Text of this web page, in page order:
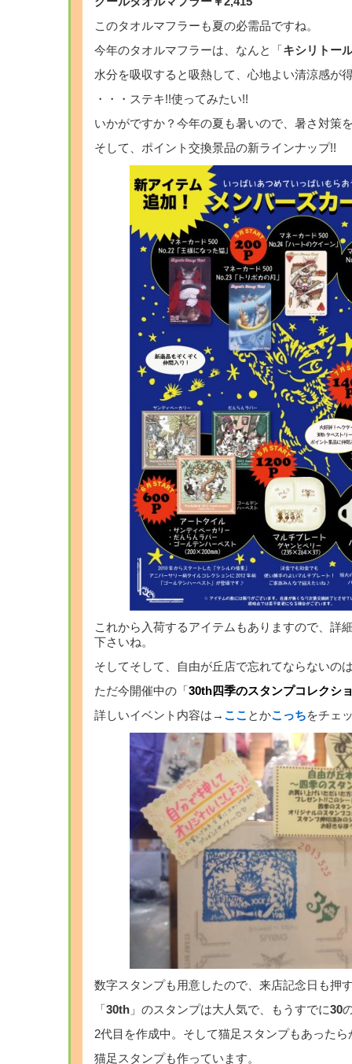
このタオルマフラーも夏の必需品ですね。
今年のタオルマフラーは、なんと「 キシリトー
水分を吸収すると吸熱して、心地よい清涼感が
・・・ステキ!!使ってみたい!!
いかがですか？今年の夏も暑いので、暑さ対策
そして、ポイント交換景品の新ラインナップ!!
これから入荷するアイテムもありますので、詳
下さいね。
そしてそして、自由が丘店で忘れてならないの
ただ今開催中の「 30th四季のスタンプコレクシ
詳しいイベント内容は→ ここ とかこっちをチェ
数字スタンプも用意したので、来店記念日も押
「 30th 」のスタンプは大人気で、もうすでに30
2代目を作成中。そして猫足スタンプもあった
猫足スタンプも作っています。